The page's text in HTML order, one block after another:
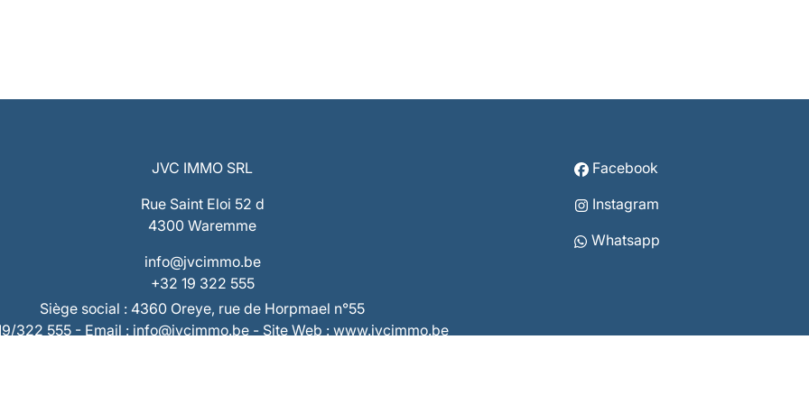
JVC IMMO SRL
Rue Saint Eloi 52 d
4300 Waremme
info@jvcimmo.be
+32 19 322 555
Facebook
Instagram
Whatsapp
Siège social : 4360 Oreye, rue de Horpmael n°55
322 555 - Email : info@jvcimmo.be - Site Web : www.jvcimmo.be